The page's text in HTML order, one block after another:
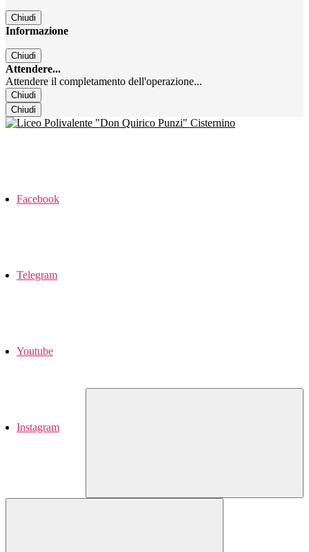
Chiudi
Informazione
Chiudi
Attendere...
Attendere il completamento dell'operazione...
Chiudi
Chiudi
Facebook
Telegram
Youtube
Instagram